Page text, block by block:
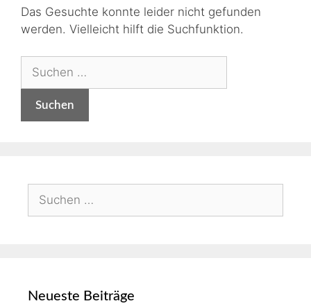
Das Gesuchte konnte leider nicht gefunden
werden. Vielleicht hilft die Suchfunktion.
Neueste Beiträge